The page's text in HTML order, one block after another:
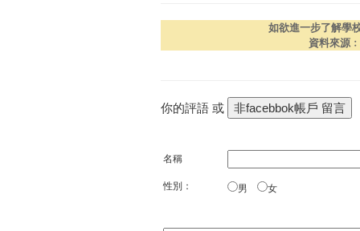
如欲進一步了解學
資料來源﹕
你的評語 或
名稱
性別： 男 女